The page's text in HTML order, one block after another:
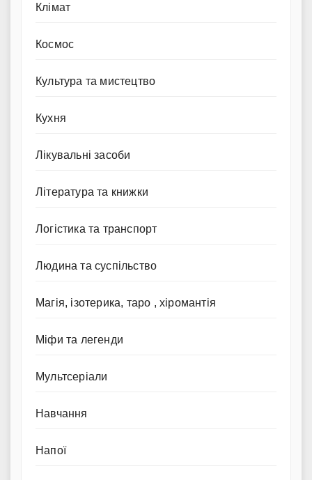
Клімат
Космос
Культура та мистецтво
Кухня
Лікувальні засоби
Література та книжки
Логістика та транспорт
Людина та суспільство
Магія, ізотерика, таро , хіромантія
Міфи та легенди
Мультсеріали
Навчання
Напої